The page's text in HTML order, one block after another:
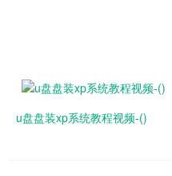
步骤2：
的电脑系统是属于32位还是
u盘盘装xp系统教程视频-()